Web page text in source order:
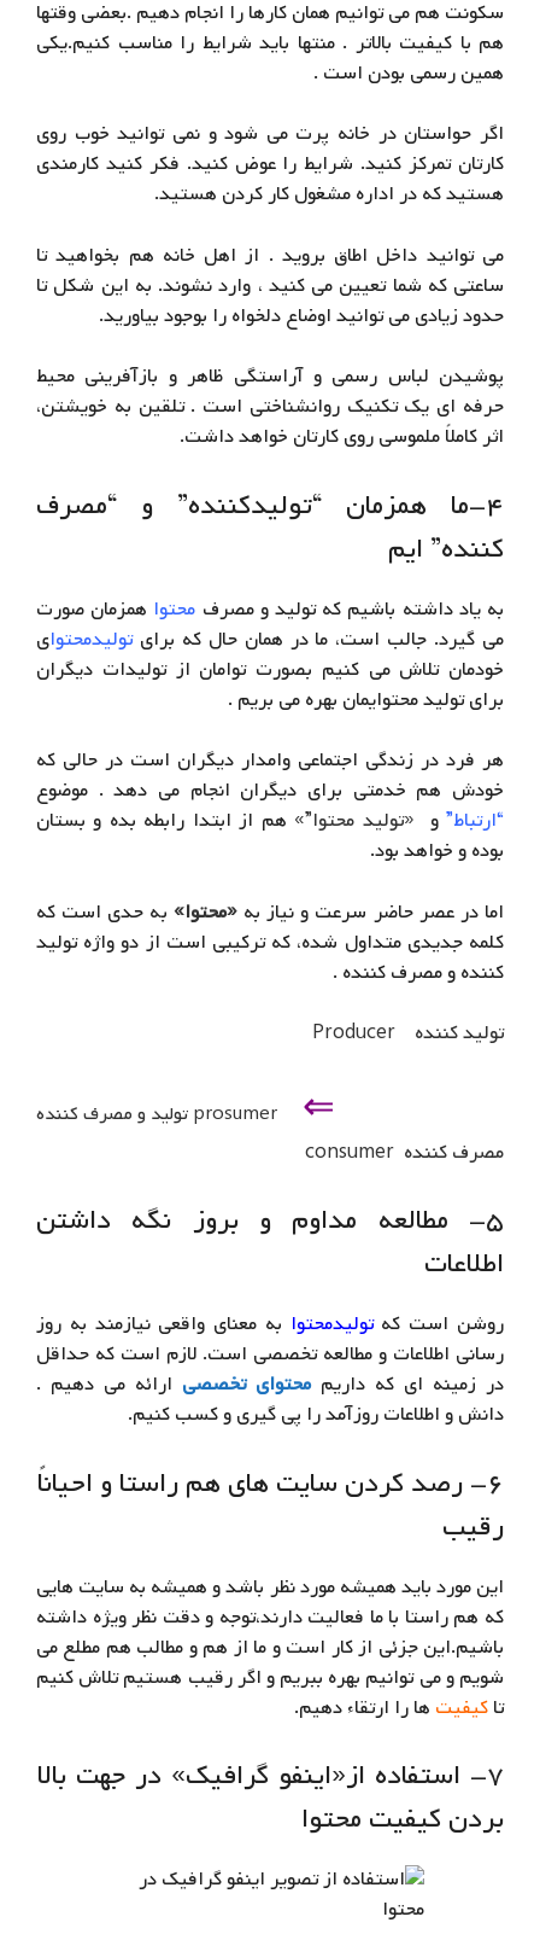
سکونت هم می توانیم همان کارها را انجام دهیم .بعضی وقتها
هم با کیفیت بالاتر . منتها باید شرایط را مناسب کنیم.یکی
همین رسمی بودن است .
اگر حواستان در خانه پرت می شود و نمی توانید خوب روی
کارتان تمرکز کنید. شرایط را عوض کنید. فکر کنید کارمندی
هستید که در اداره مشغول کار کردن هستید.
می توانید داخل اطاق بروید . از اهل خانه هم بخواهید تا
ساعتی که شما تعیین می کنید ، وارد نشوند. به این شکل تا
حدود زیادی می توانید اوضاع دلخواه را بوجود بیاورید.
پوشیدن لباس رسمی و آراستگی ظاهر و بازآفرینی محیط
حرفه ای یک تکنیک روانشناختی است . تلقین به خویشتن،
اثر کاملاً ملموسی روی کارتان خواهد داشت.
۴-ما همزمان “تولیدکننده” و “مصرف
کننده” ایم
به یاد داشته باشیم که تولید و مصرف محتوا همزمان صورت
می گیرد. جالب است، ما در همان حال که برایتولیدمحتوای
خودمان تلاش می کنیم بصورت توامان از تولیدات دیگران
برای تولید محتوایمان بهره می بریم .
هر فرد در زندگی اجتماعی وامدار دیگران است در حالی که
خودش هم خدمتی برای دیگران انجام می دهد . موضوع
“ارتباط”و «تولید محتوا”» هم از ابتدا رابطه بده و بستان
بوده و خواهد بود.
اما در عصر حاضر سرعت و نیاز به «محتوا» به حدی است که
کلمه جدیدی متداول شده، که ترکیبی است از دو واژه تولید
کننده و مصرف کننده .
تولید کننده Producer
⇐ prosumer تولید و مصرف کننده
مصرف کننده consumer
۵- مطالعه مداوم و بروز نگه داشتن
اطلاعات
روشن است که تولیدمحتوا به معنای واقعی نیازمند به روز
رسانی اطلاعات و مطالعه تخصصی است. لازم است که حداقل
در زمینه ای که داریممحتوای تخصصی ارائه می دهیم .
دانش و اطلاعات روزآمد را پی گیری و کسب کنیم.
۶- رصد کردن سایت های هم راستا و احیاناً
رقیب
این مورد باید همیشه مورد نظر باشد و همیشه به سایت هایی
که هم راستا با ما فعالیت دارند،توجه و دقت نظر ویژه داشته
باشیم.این جزئی از کار است و ما از هم و مطالب هم مطلع می
شویم و می توانیم بهره ببریم و اگر رقیب هستیم تلاش کنیم
تاکیفیت ها را ارتقاء دهیم.
۷- استفاده از«اینفو گرافیک» در جهت بالا
بردن کیفیت محتوا